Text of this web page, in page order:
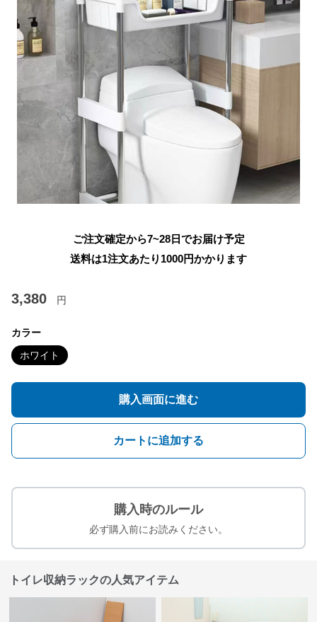
ご注文確定から7~28日でお届け予定
送料は1注文あたり 1000円かかります
3,380 円
カラー
ホワイト
購入画面に進む
カートに追加する
購入時のルール
必ず購入前にお読みください。
トイレ収納ラックの人気アイテム